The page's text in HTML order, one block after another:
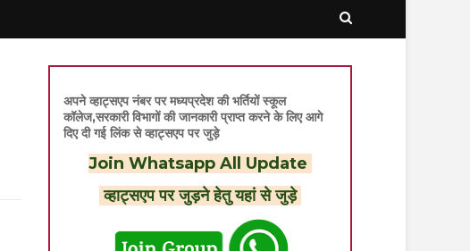
अपने व्हाट्सएप नंबर पर मध्यप्रदेश की भर्तियों स्कूल
कॉलेज,सरकारी विभागों की जानकारी प्राप्त करने के लिए आगे
दिए दी गई लिंक से व्हाट्सएप पर जुड़े
Join Whatsapp All Update
व्हाट्सएप पर जुड़ने हेतु यहां से जुड़े